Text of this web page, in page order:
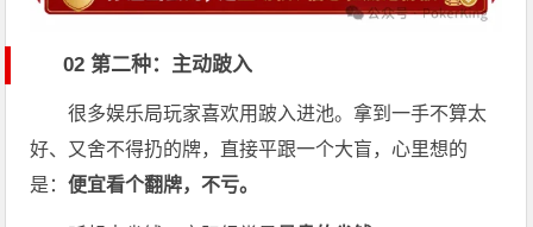
02 第二种：主动跛入
很多娱乐局玩家喜欢用跛入进池。拿到一手不算太
好、又舍不得扔的牌，直接平跟一个大盲，心里想的
是：便宜看个翻牌，不亏。